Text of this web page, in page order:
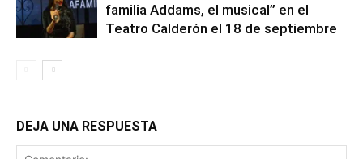
familia Addams, el musical” en el
Teatro Calderón el 18 de septiembre
DEJA UNA RESPUESTA